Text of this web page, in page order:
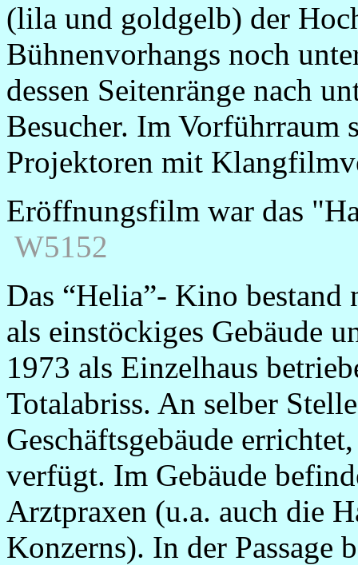
(lila und goldgelb) der
Bühnenvorhangs noch
dessen Seitenränge nach
Besucher. Im Vorführraum
Projektoren mit
Eröffnungsfilm war das
W5152
Das “Helia”- Kino
als einstöckiges Gebäude
1973 als Einzelhaus
Totalabriss. An selber
Geschäftsgebäude
verfügt. Im Gebäude
Arztpraxen (u.a. auch die
Konzerns). In der Passage